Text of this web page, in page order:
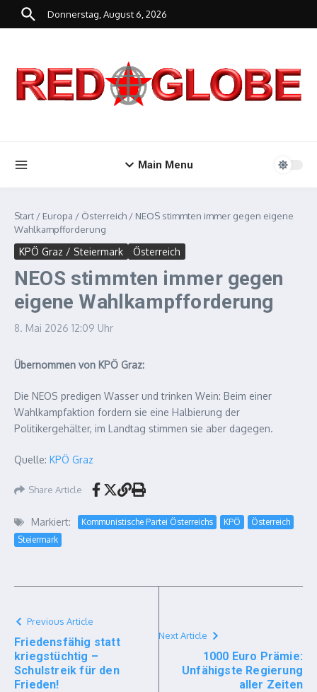
Zum Inhalt springen
Donnerstag, August 6, 2026
Main Menu
Start / Europa / Österreich / NEOS stimmten immer gegen eigene
Wahlkampfforderung
KPÖ Graz / Steiermark Österreich
NEOS stimmten immer gegen
eigene Wahlkampfforderung
8. Mai 2026 12:09 Uhr
Übernommen von KPÖ Graz:
Die NEOS predigen Wasser und trinken Wein: Beim einer
Wahlkampfaktion fordern sie eine Halbierung der
Politikergehälter, im Landtag stimmen sie aber dagegen.
Quelle: KPÖ Graz
Share Article
Markiert: Kommunistische Partei Österreichs KPÖ
Österreich
Steiermark
Previous Article
Friedensfähig statt
kriegstüchtig –
Schulstreik für den
Frieden!
Next Article
1000 Euro Prämie:
Unfähigste Regierung
aller Zeiten